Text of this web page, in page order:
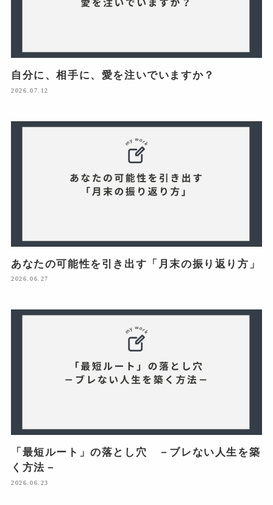
自分に、相手に、愛を注いでいますか？
2026.07.12
あなたの可能性を引き出す「月末の振り返り方」
2026.06.27
「最短ルート」の落とし穴 －ブレない人生を築
く方法－
2026.06.23